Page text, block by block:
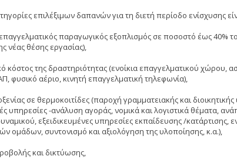
επιλέξιμων δαπανών για τη διετή περίοδο ενίσχυσης
παραγωγικός εξοπλισμός σε ποσοστό έως 40%
νέας θέσης εργασίας),
κόστος της δραστηριότητας (ενοίκια επαγγελματικού χώρου,
φυσικό αέριο, κινητή επαγγελματική τηλεφωνία),
σε θερμοκοιτίδες (παροχή γραμματειακής και
υπηρεσίες -ανάλυση αγοράς, νομικά και λογιστικά θέματα,
εξειδικευμένες υπηρεσίες εκπαίδευσης /κατάρτισης,
ομάδων, συντονισμό και αξιολόγηση της υλοποίησης, κ.α.),
και δικτύωσης,